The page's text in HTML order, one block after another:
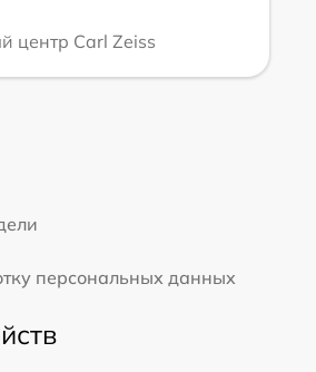
центр Carl Zeiss
персональных данных